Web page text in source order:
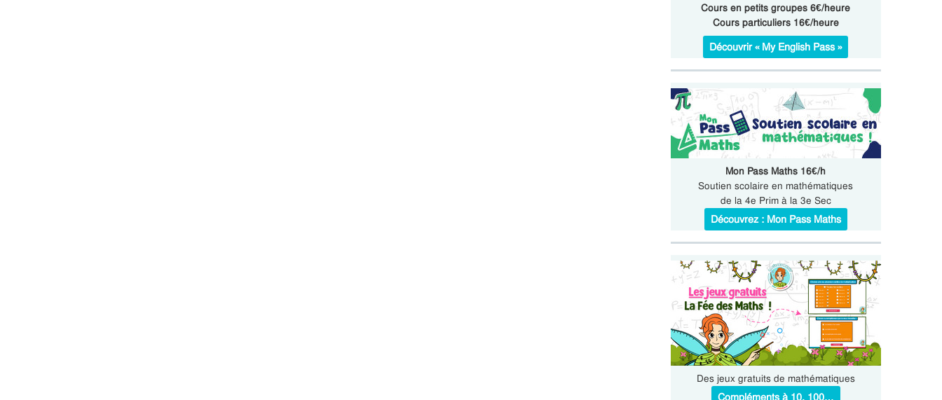
Cours en petits groupes 6€/heure
Cours particuliers 16€/heure
Découvrir « My English Pass »
Mon Pass Maths 16€/h
Soutien scolaire en mathématiques
de la 4e Prim à la 3e Sec
Découvrez : Mon Pass Maths
Des jeux gratuits de mathématiques
Compléments à 10, 100…